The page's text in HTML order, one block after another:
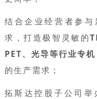
结合企业经营者参
求，打造极智灵敏的
PET、光导等行业专机
的生产需求；
拓斯达控股子公司举